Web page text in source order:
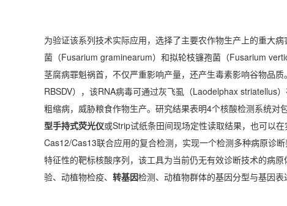
为验证该系列技术实际应用，选择了主要农作物生产上的重大
菌（Fusarium graminearum）和拟轮枝镰孢菌（Fusarium
茎腐病罪魁祸首，不仅严重影响产量，还产生毒素影响谷物品
RBSDV），该RNA病毒可通过灰飞虱（Laodelphax striatellus
粗缩病，威胁粮食作物生产。研究结果表明4个核酸检测系统
型手持式荧光仪或Strip试纸条田间现场定性读取结果，也可以
Cas12/Cas13联合应用的复合检测，实现一个检测多种病原诊
特征性的靶标核酸序列，该工具为当前仍无有效诊断技术的病
验、动植物检疫、 转基因检测、动植物群体的基因分型与基因表